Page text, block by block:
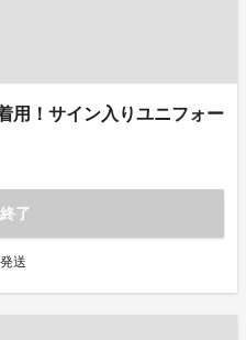
用！サイン入りユニフォー
了
送